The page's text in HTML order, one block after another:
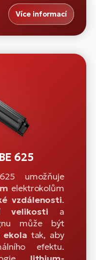
Více informací
625
umožňuje
elektrokolům
vzdálenosti.
velikosti a
může být
ekola tak, aby
efektu.